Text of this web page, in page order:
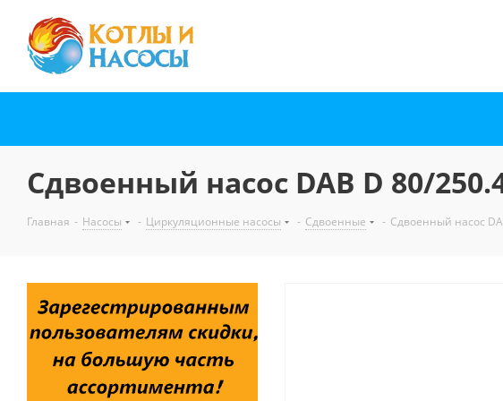
Сдвоенный насос DAB D 80/
Главная - Насосы - Циркуляционные насосы - Сдвоенные - Сдвоенный насос